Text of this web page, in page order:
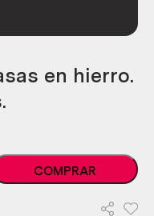
en hierro.
COMPRAR